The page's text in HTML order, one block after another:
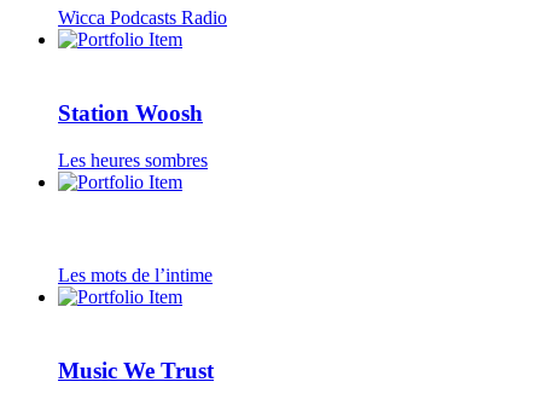
Wicca Podcasts Radio
Station Woosh
Les heures sombres
Les mots de l’intime
Music We Trust